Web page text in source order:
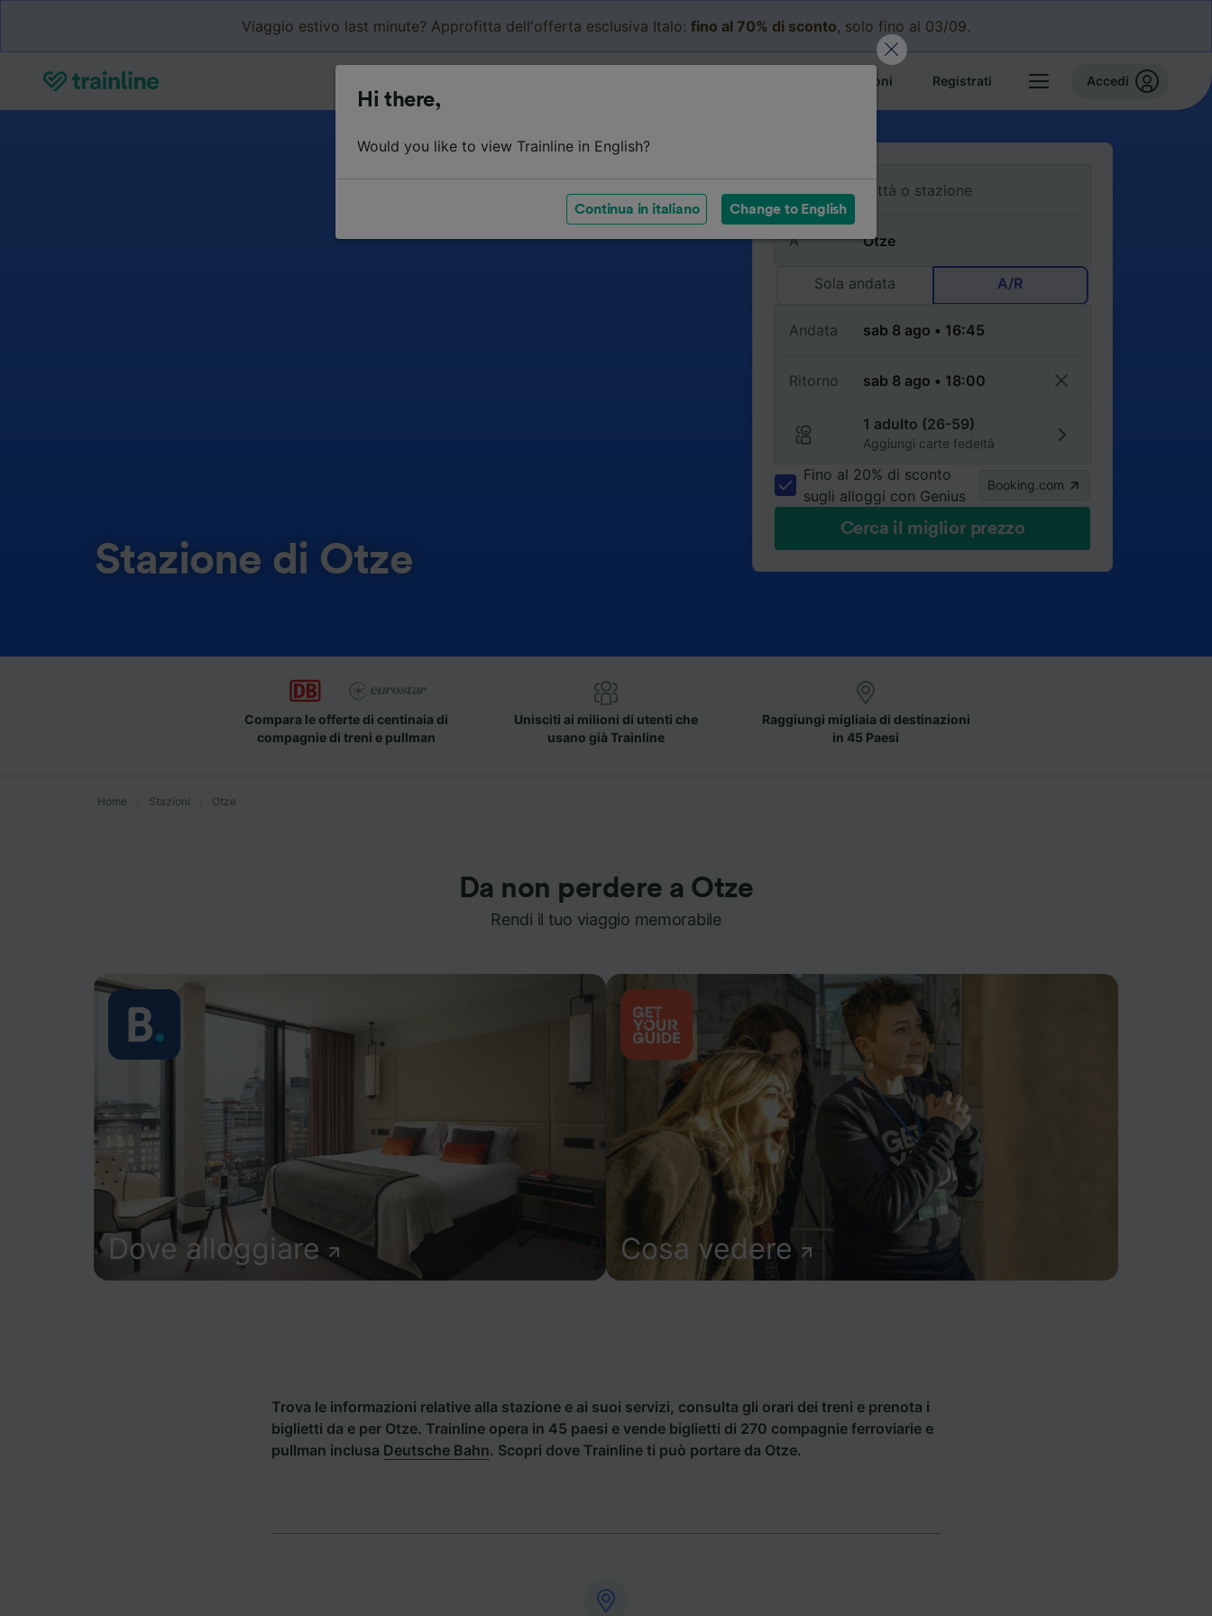
Viaggio estivo last minute? Approfitta dell'offerta esclusiva Italo: fino al 70% di sconto, solo fino al 03/09.
Le mie prenotazioni Registrati Accedi
Stazione di Otze
Da
A
Sola andata A/R
Andata
Ritorno
1 adulto (26-59)
Aggiungi carte fedeltà
Fino al 20% di sconto
sugli alloggi con Genius
Booking.com
Cerca il miglior prezzo
Compara le offerte di centinaia di
compagnie di treni e pullman
Unisciti ai milioni di utenti che
usano già Trainline
Raggiungi migliaia di destinazioni
in 45 Paesi
Home Stazioni Otze
Da non perdere a Otze
Rendi il tuo viaggio memorabile
Dove alloggiare Cosa vedere
Trova le informazioni relative alla stazione e ai suoi servizi, consulta gli orari dei treni e prenota i
biglietti da e per Otze. Trainline opera in 45 paesi e vende biglietti di 270 compagnie ferroviarie e
pullman inclusa Deutsche Bahn. Scopri dove Trainline ti può portare da Otze.
Hi there,
Would you like to view Trainline in English?
Continua in italiano Change to English